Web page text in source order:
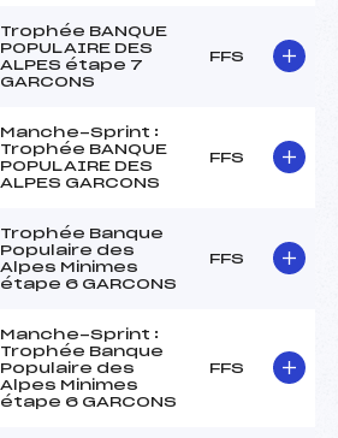
Trophée BANQUE
POPULAIRE DES
ALPES étape 7
GARCONS
FFS
Manche-Sprint :
Trophée BANQUE
POPULAIRE DES
ALPES GARCONS
FFS
Trophée Banque
Populaire des
Alpes Minimes
étape 6 GARCONS
FFS
Manche-Sprint :
Trophée Banque
Populaire des
Alpes Minimes
étape 6 GARCONS
FFS